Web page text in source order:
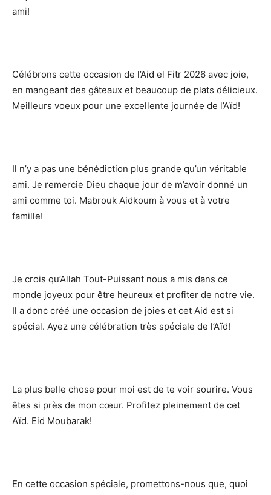
ami!
Célébrons cette occasion de l’Aid el Fitr 2026 avec joie,
en mangeant des gâteaux et beaucoup de plats délicieux.
Meilleurs voeux pour une excellente journée de l’Aïd!
Il n’y a pas une bénédiction plus grande qu’un véritable
ami. Je remercie Dieu chaque jour de m’avoir donné un
ami comme toi. Mabrouk Aidkoum à vous et à votre
famille!
Je crois qu’Allah Tout-Puissant nous a mis dans ce
monde joyeux pour être heureux et profiter de notre vie.
Il a donc créé une occasion de joies et cet Aid est si
spécial. Ayez une célébration très spéciale de l’Aïd!
La plus belle chose pour moi est de te voir sourire. Vous
êtes si près de mon cœur. Profitez pleinement de cet
Aïd. Eid Moubarak!
En cette occasion spéciale, promettons-nous que, quoi